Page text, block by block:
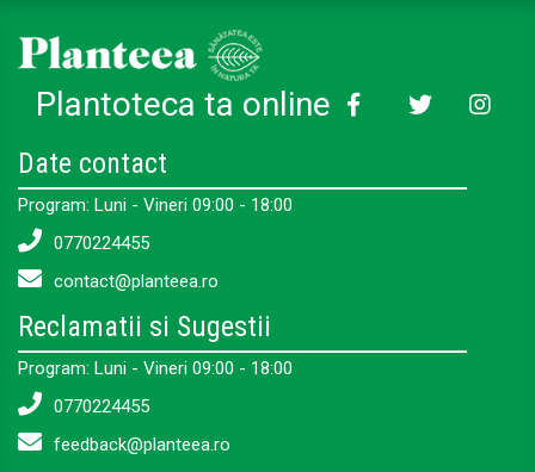
Plantoteca ta online
Date contact
Program: Luni - Vineri 09:00 - 18:00
0770224455
contact@planteea.ro
Reclamatii si Sugestii
Program: Luni - Vineri 09:00 - 18:00
0770224455
feedback@planteea.ro